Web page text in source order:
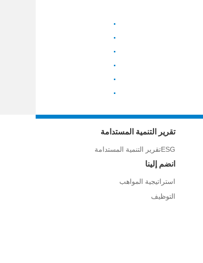
تقرير التنمية المستدامة
ESGتقرير التنمية المستدامة
انضم إلينا
استراتيجية المواهب
التوظيف